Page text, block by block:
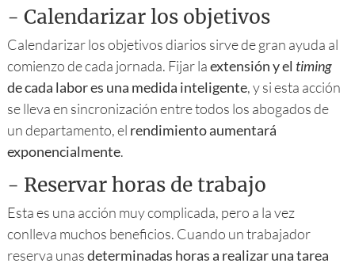
- Calendarizar los objetivos
Calendarizar los objetivos diarios sirve de gran ayuda al
comienzo de cada jornada. Fijar laextensión y el timing
de cada labor es una medida inteligente, y si esta acción
se lleva en sincronización entre todos los abogados de
un departamento, el rendimiento aumentará
exponencialmente.
- Reservar horas de trabajo
Esta es una acción muy complicada, pero a la vez
conlleva muchos beneficios. Cuando un trabajador
reserva unasdeterminadas horas a realizar una tarea